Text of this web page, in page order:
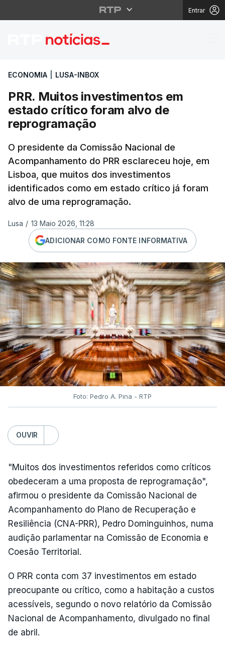
Entrar
PRR. Muitos
ECONOMIA LUSA-INBOX
PRR. Muitos investimentos em
estado crítico foram alvo de
reprogramação
O presidente da Comissão Nacional de
Acompanhamento do PRR esclareceu hoje, em
Lisboa, que muitos dos investimentos
identificados como em estado crítico já foram
alvo de uma reprogramação.
Lusa / 13 Maio 2026, 11:28
ADICIONAR COMO FONTE INFORMATIVA
Foto: Pedro A. Pina - RTP
OUVIR
"Muitos dos investimentos referidos como críticos
obedeceram a uma proposta de reprogramação",
afirmou o presidente da Comissão Nacional de
Acompanhamento do Plano de Recuperação e
Resiliência (CNA-PRR), Pedro Dominguinhos, numa
audição parlamentar na Comissão de Economia e
Coesão Territorial.
O PRR conta com 37 investimentos em estado
preocupante ou crítico, como a habitação a custos
acessíveis, segundo o novo relatório da Comissão
Nacional de Acompanhamento, divulgado no final
de abril.